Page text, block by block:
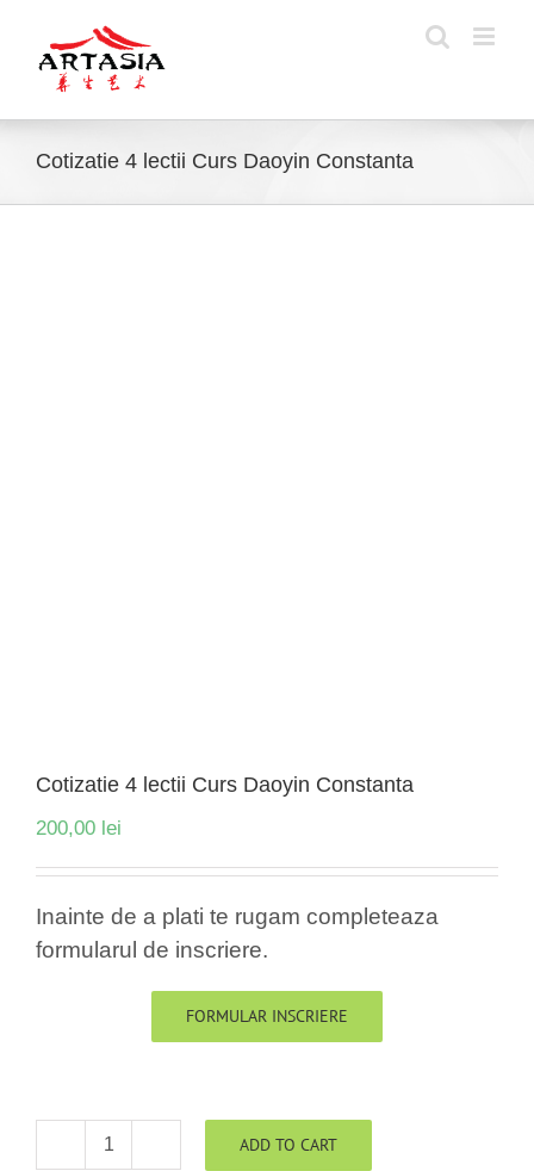
content
Cotizatie 4 lectii Curs Daoyin Constanta
Cotizatie 4 lectii Curs Daoyin Constanta
200,00 lei
Inainte de a plati te rugam completeaza
formularul de inscriere.
FORMULAR INSCRIERE
Cotizatie
ADD TO CART